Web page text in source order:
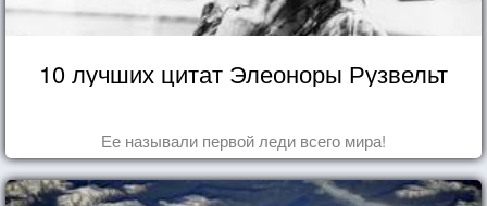
10 лучших цитат Элеоноры Рузвельт
Ее называли первой леди всего мира!